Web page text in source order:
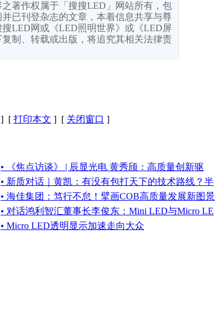
之著作权属于「搜搜LED」网站所有，包
已刊登杂志的文章，本着信息共享与尊
LED网或《LED照明世界》或《LED屏
制、转载或出版，将追究其相关法律责
] [ 打印本文 ] [ 关闭窗口 ]
• 《焦点访谈》 | 辰显光电 黄秀颀：高质量创新驱
• 新质对话｜黄凯：有没有包打天下的技术路线？半
• 海佳集团：笃行不怠！擘画COB高质量发展新图景
• 对话鸿利智汇董事长李俊东：Mini LED与Micro LE
• Micro LED透明显示加速走向大众